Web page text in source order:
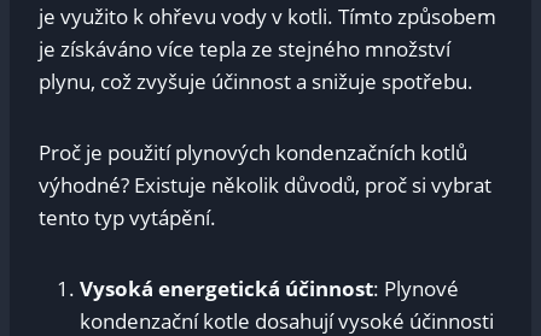
je využito k ohřevu vody v kotli. Tímto způsobem
je získáváno více tepla ze stejného množství
plynu, což zvyšuje účinnost a snižuje spotřebu.
Proč je použití plynových kondenzačních kotlů
výhodné? Existuje několik důvodů, proč si vybrat
tento typ vytápění.
Vysoká energetická účinnost: Plynové
kondenzační kotle dosahují vysoké účinnosti